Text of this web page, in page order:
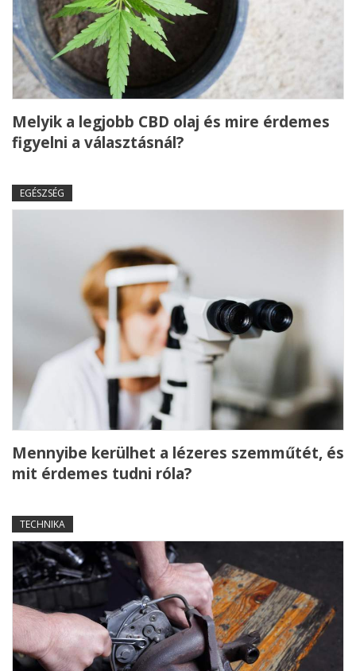
Melyik a legjobb CBD olaj és mire érdemes
figyelni a választásnál?
EGÉSZSÉG
Mennyibe kerülhet a lézeres szemműtét, és
mit érdemes tudni róla?
TECHNIKA